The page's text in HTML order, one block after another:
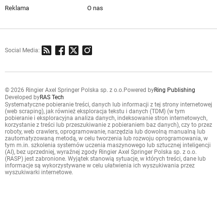
Reklama
O nas
Social Media:
© 2026 Ringier Axel Springer Polska sp. z o.o.Powered byRing Publishing
Developed byRAS Tech
Systematyczne pobieranie treści, danych lub informacji z tej strony internetowej
(web scraping), jak również eksploracja tekstu i danych (TDM) (w tym
pobieranie i eksploracyjna analiza danych, indeksowanie stron internetowych,
korzystanie z treści lub przeszukiwanie z pobieraniem baz danych), czy to przez
roboty, web crawlers, oprogramowanie, narzędzia lub dowolną manualną lub
zautomatyzowaną metodą, w celu tworzenia lub rozwoju oprogramowania, w
tym m.in. szkolenia systemów uczenia maszynowego lub sztucznej inteligencji
(AI), bez uprzedniej, wyraźnej zgody Ringier Axel Springer Polska sp. z o.o.
(RASP) jest zabronione. Wyjątek stanowią sytuacje, w których treści, dane lub
informacje są wykorzystywane w celu ułatwienia ich wyszukiwania przez
wyszukiwarki internetowe.